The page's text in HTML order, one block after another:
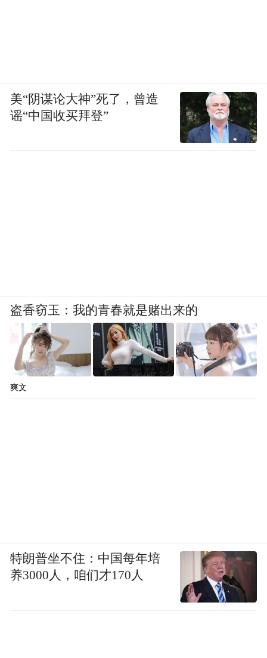
美“阴谋论大神”死了，曾造
谣“中国收买拜登”
盗香窃玉：我的青春就是赌出来的
爽文
特朗普坐不住：中国每年培
养3000人，咱们才170人